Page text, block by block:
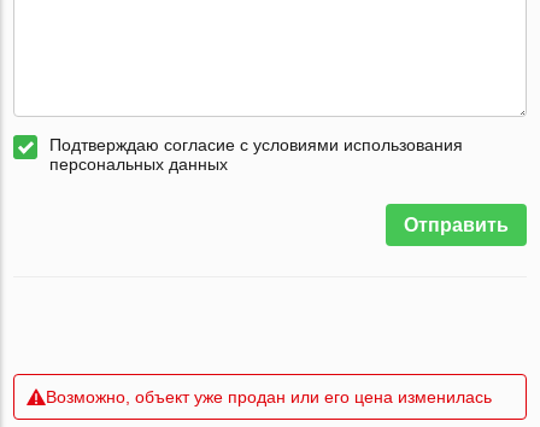
Подтверждаю согласие с условиями использования
персональных данных
Отправить
Возможно, объект уже продан или его цена изменилась